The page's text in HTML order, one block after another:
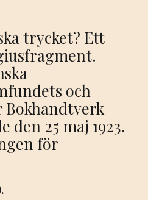
trycket? Ett
och
Bokhandtverk
den 25 maj 1923.
för